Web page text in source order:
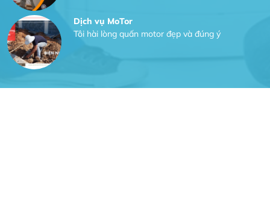
Công Trình lắp hệ thống máy lạnh